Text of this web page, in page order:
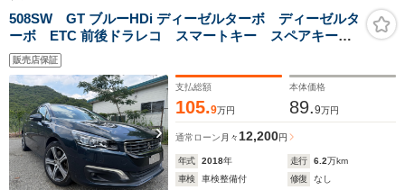
508SW GT ブルーHDi ディーゼルターボ ディーゼルタ
ーボ ETC 前後ドラレコ スマートキー スペアキー有
り
販売店保証
支払総額
105.9万円
本体価格
89.9万円
通常ローン 月々 12,200円
年式 2018年 走行 6.2万km
車検
車検整備付 修復
なし